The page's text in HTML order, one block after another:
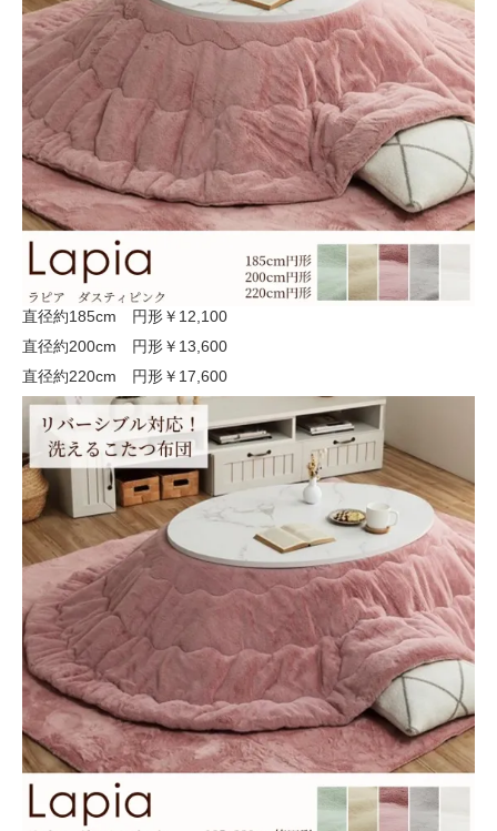
直径約185cm 円形￥12,100
直径約200cm 円形￥13,600
直径約220cm 円形￥17,600